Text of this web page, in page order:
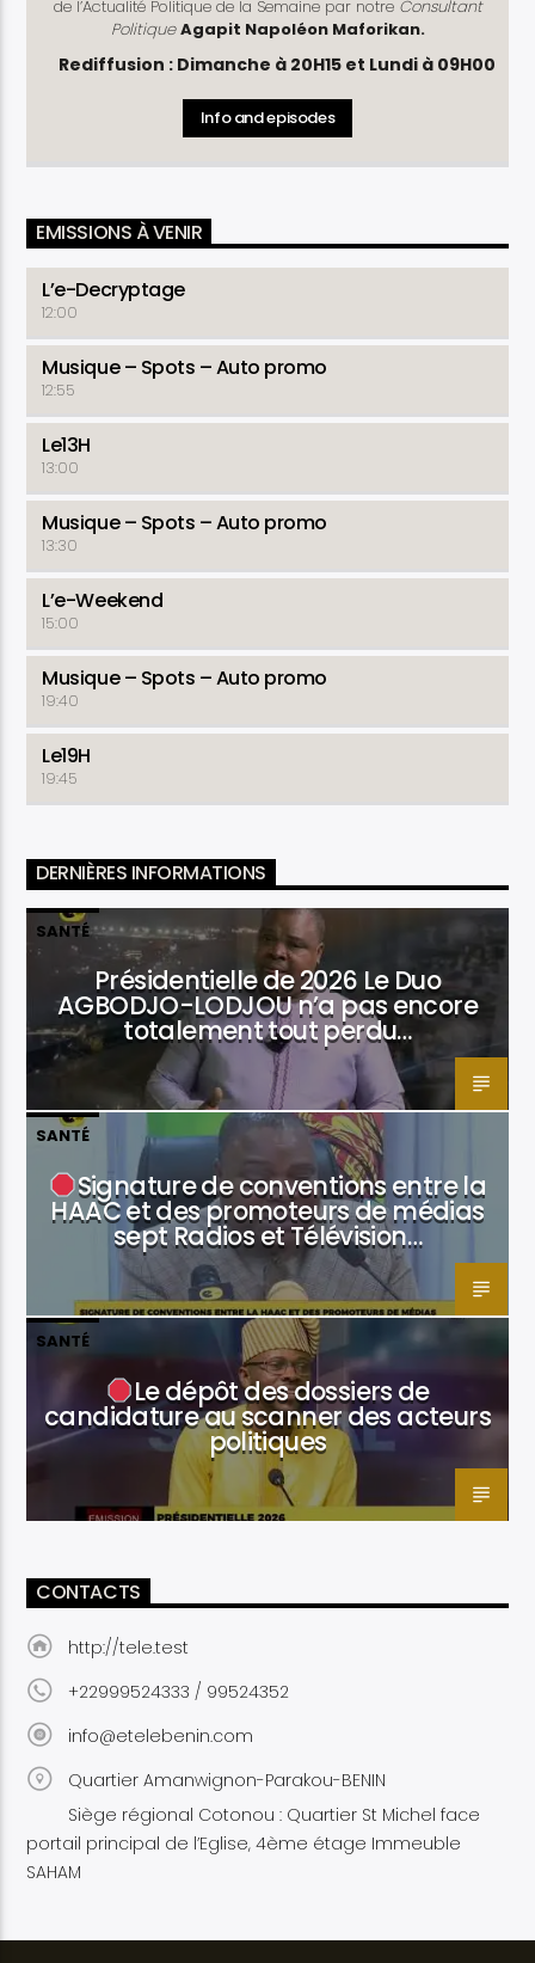
de l’Actualité Politique de la Semaine par notre Consultant
Politique Agapit Napoléon Maforikan.
Rediffusion : Dimanche à 20H15 et Lundi à 09H00
Info and episodes
EMISSIONS À VENIR
L’e-Decryptage
12:00
Musique – Spots – Auto promo
12:55
Le13H
13:00
Musique – Spots – Auto promo
13:30
L’e-Weekend
15:00
Musique – Spots – Auto promo
19:40
Le19H
19:45
DERNIÈRES INFORMATIONS
SANTÉ
Présidentielle de 2026 Le Duo
AGBODJO-LODJOU n’a pas encore
totalement tout perdu…
SANTÉ
Signature de conventions entre la
HAAC et des promoteurs de médias
sept Radios et Télévision…
SANTÉ
Le dépôt des dossiers de
candidature au scanner des acteurs
politiques
CONTACTS
http://tele.test
+22999524333 / 99524352
info@etelebenin.com
Quartier Amanwignon-Parakou-BENIN
Siège régional Cotonou : Quartier St Michel face
portail principal de l’Eglise, 4ème étage Immeuble
SAHAM